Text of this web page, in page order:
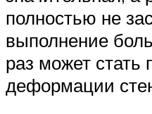
полностью не
выполнение
раз может стать
деформации